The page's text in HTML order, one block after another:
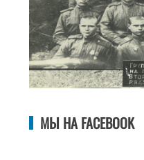
МЫ НА FACEBOOK